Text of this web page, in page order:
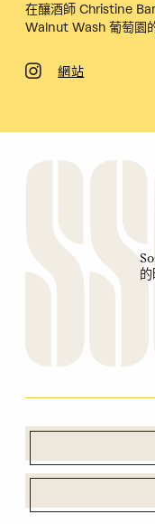
在釀酒師 Christine
Walnut Wash 葡萄園
網站